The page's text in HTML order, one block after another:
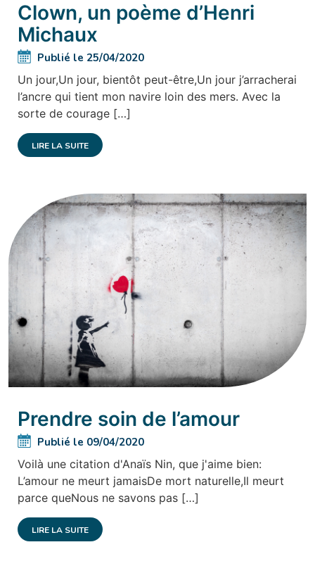
Clown, un poème d’Henri
Michaux
Publié le 25/04/2020
Un jour,Un jour, bientôt peut-être,Un jour j’arracherai
l’ancre qui tient mon navire loin des mers. Avec la
sorte de courage […]
LIRE LA SUITE
Prendre soin de l’amour
Publié le 09/04/2020
Voilà une citation d'Anaïs Nin, que j'aime bien:
L’amour ne meurt jamaisDe mort naturelle,Il meurt
parce queNous ne savons pas […]
LIRE LA SUITE